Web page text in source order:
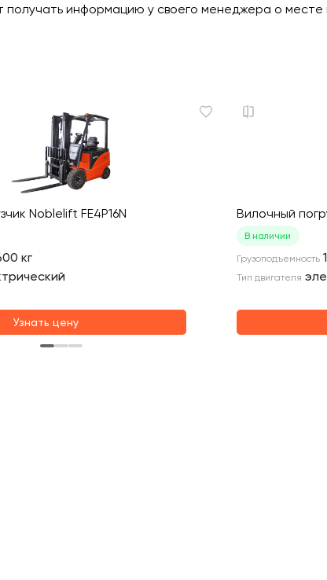
информацию у своего менеджера о месте
Noblelift FE4P16N
кг
Узнать цену
Вилочный
В наличии
Грузоподъемность
Тип двигателя